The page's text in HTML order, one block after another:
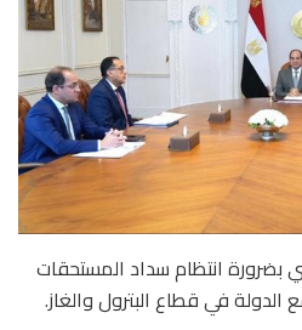
بضرورة انتظام سداد المستحقات
الدولة في قطاع البترول والغاز.